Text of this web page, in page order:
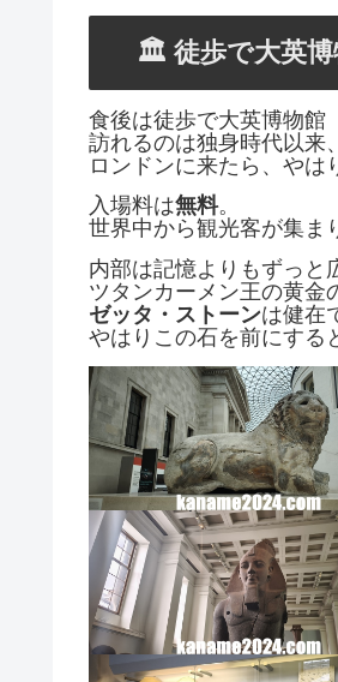
🏛️ 徒歩で大英博
食後は徒歩で大英博物館
訪れるのは独身時代以来
ロンドンに来たら、やは
入場料は無料。
世界中から観光客が集ま
内部は記憶よりもずっと
ツタンカーメン王の黄金
ゼッタ・ストーンは健在
やはりこの石を前にする